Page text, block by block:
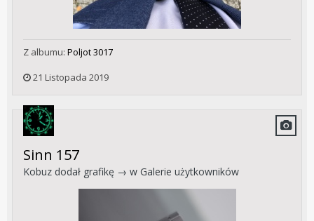
Z albumu: Poljot 3017
21 Listopada 2019
Sinn 157
Kobuz dodał grafikę → w Galerie użytkowników